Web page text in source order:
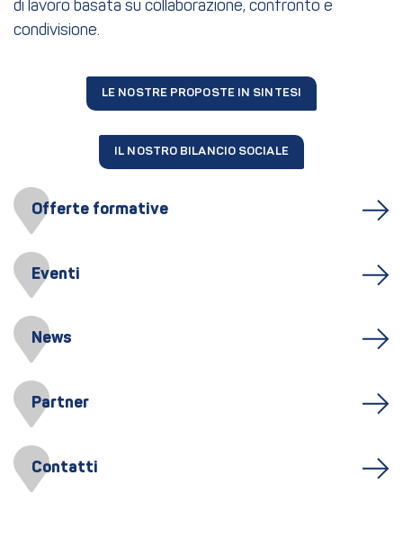
di lavoro basata su collaborazione, confronto e
condivisione.
LE NOSTRE PROPOSTE IN SINTESI
IL NOSTRO BILANCIO SOCIALE
Offerte formative
Eventi
News
Partner
Contatti